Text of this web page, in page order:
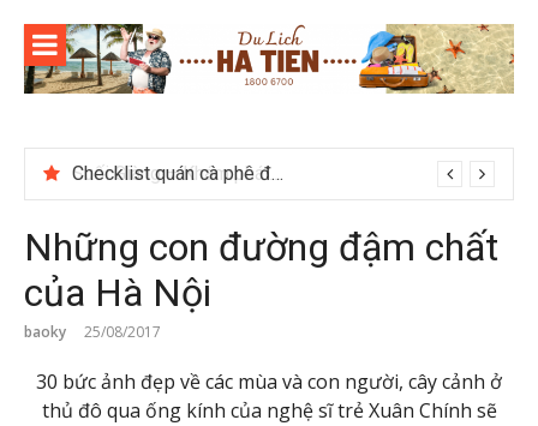
content
Checklist quán cà phê đẹp dịp 2/9 ở Đà Lạt nên ghé
Những con đường đậm chất
của Hà Nội
baoky 25/08/2017
30 bức ảnh đẹp về các mùa và con người, cây cảnh ở
thủ đô qua ống kính của nghệ sĩ trẻ Xuân Chính sẽ